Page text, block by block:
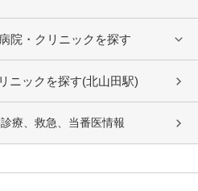
院・クリニックを探す
ニックを探す(北山田駅)
療、救急、当番医情報